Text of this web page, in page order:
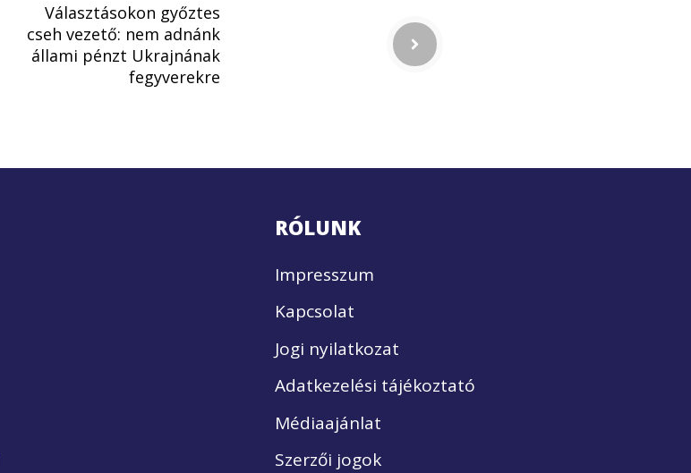
Választásokon győztes
cseh vezető: nem adnánk
állami pénzt Ukrajnának
fegyverekre
RÓLUNK
Impresszum
Kapcsolat
Jogi nyilatkozat
Adatkezelési tájékoztató
Médiaajánlat
Szerzői jogok